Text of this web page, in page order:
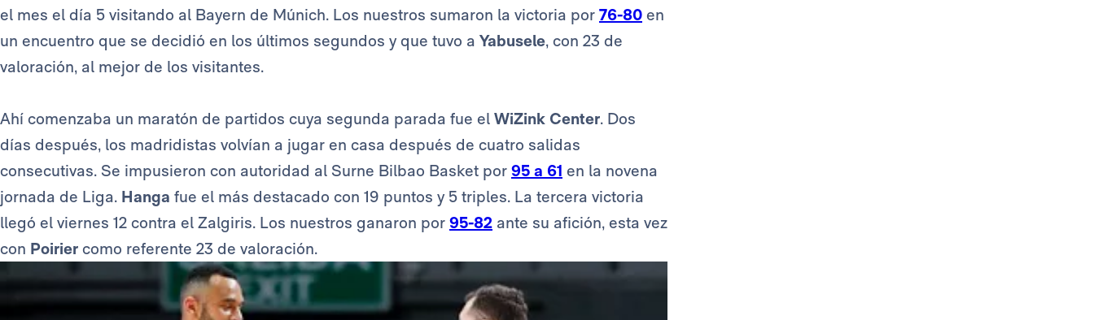
el mes el día 5 visitando al Bayern de Múnich. Los nuestros sumaron la victoria por 76-80 en
un encuentro que se decidió en los últimos segundos y que tuvo a Yabusele, con 23 de
valoración, al mejor de los visitantes.
Ahí comenzaba un maratón de partidos cuya segunda parada fue el WiZink Center. Dos
días después, los madridistas volvían a jugar en casa después de cuatro salidas
consecutivas. Se impusieron con autoridad al Surne Bilbao Basket por 95 a 61 en la novena
jornada de Liga. Hanga fue el más destacado con 19 puntos y 5 triples. La tercera victoria
llegó el viernes 12 contra el Zalgiris. Los nuestros ganaron por 95-82 ante su afición, esta vez
con Poirier como referente 23 de valoración.